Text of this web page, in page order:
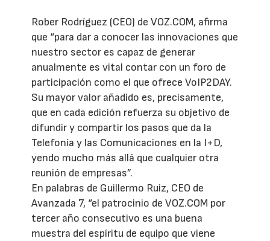
Rober Rodríguez (CEO) de VOZ.COM, afirma
que “para dar a conocer las innovaciones que
nuestro sector es capaz de generar
anualmente es vital contar con un foro de
participación como el que ofrece VoIP2DAY.
Su mayor valor añadido es, precisamente,
que en cada edición refuerza su objetivo de
difundir y compartir los pasos que da la
Telefonía y las Comunicaciones en la I+D,
yendo mucho más allá que cualquier otra
reunión de empresas”.
En palabras de Guillermo Ruiz, CEO de
Avanzada 7, “el patrocinio de VOZ.COM por
tercer año consecutivo es una buena
muestra del espíritu de equipo que viene